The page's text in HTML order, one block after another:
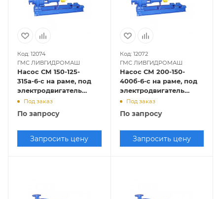
Код: 12074
ГМС ЛИВГИДРОМАШ
Насос СМ 150-125-
315а-6-с на раме, под
электродвигатель
11х1000
Под заказ
По запросу
Запросить цену
Код: 12072
ГМС ЛИВГИДРОМАШ
Насос СМ 200-150-
400б-6-с на раме, под
электродвигатель
18,5х1000
Под заказ
По запросу
Запросить цену